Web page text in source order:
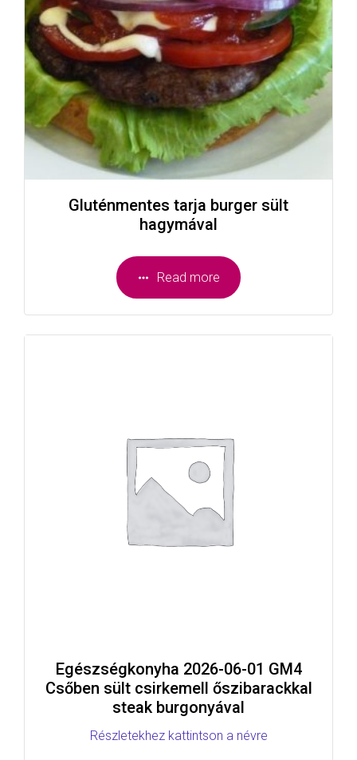
Gluténmentes tarja burger sült
hagymával
Read more
Egészségkonyha 2026-06-01 GM4
Csőben sült csirkemell őszibarackkal
steak burgonyával
Részletekhez kattintson a névre